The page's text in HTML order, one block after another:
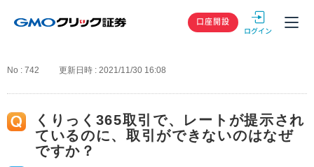
GMOクリック
口座開設
No : 742 更新日時 : 2021/11/30 16:08
くりっく365取引で、レートが提示され
ているのに、取引ができないのはなぜ
ですか？